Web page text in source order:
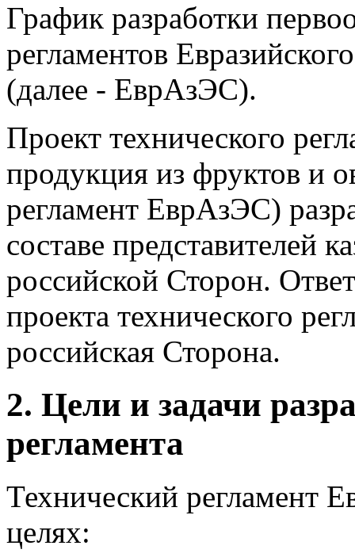
График разработки
регламентов
(далее - ЕврАзЭС).
Проект технического
продукция из фруктов и
регламент ЕврАзЭС)
составе представителей
российской Сторон.
проекта технического
российская Сторона.
2. Цели и задачи
регламента
Технический регламент
целях: